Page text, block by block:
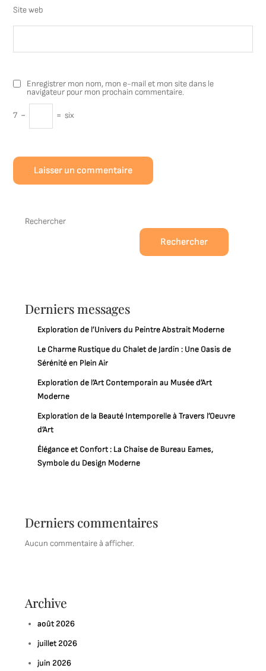
Site web
Enregistrer mon nom, mon e-mail et mon site dans le
navigateur pour mon prochain commentaire.
7 − = six
Rechercher
Rechercher
Derniers messages
Exploration de l’Univers du Peintre Abstrait Moderne
Le Charme Rustique du Chalet de Jardin : Une Oasis de
Sérénité en Plein Air
Exploration de l’Art Contemporain au Musée d’Art
Moderne
Exploration de la Beauté Intemporelle à Travers l’Oeuvre
d’Art
Élégance et Confort : La Chaise de Bureau Eames,
Symbole du Design Moderne
Derniers commentaires
Aucun commentaire à afficher.
Archive
août 2026
juillet 2026
juin 2026